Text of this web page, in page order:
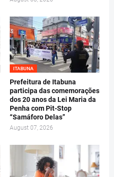
ITABUNA
Prefeitura de Itabuna
participa das comemorações
dos 20 anos da Lei Maria da
Penha com Pit-Stop
“Samáforo Delas”
August 07, 2026